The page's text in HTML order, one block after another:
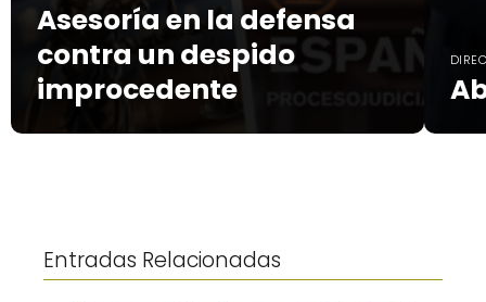
Asesoría en la defensa
contra un despido
improcedente
Entradas Relacionadas